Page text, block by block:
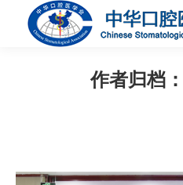
作者归档：